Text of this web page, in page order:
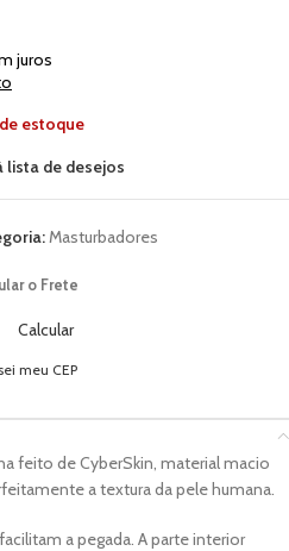
juros
estoque
lista de desejos
Masturbadores
o Frete
Calcular
meu CEP
feito de CyberSkin, material macio
a textura da pele humana.
a pegada. A parte interior